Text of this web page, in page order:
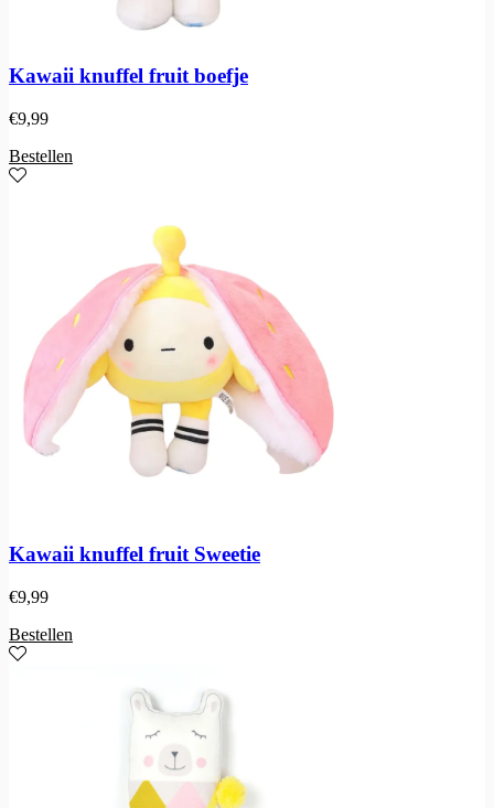
Kawaii knuffel fruit boefje
€9,99
Bestellen
Kawaii knuffel fruit Sweetie
€9,99
Bestellen